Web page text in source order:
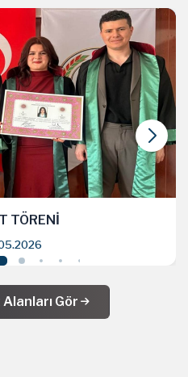
TÖRENİ
Gör